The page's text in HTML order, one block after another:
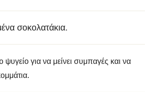
σοκολατάκια.
για να μείνει συμπαγές και να